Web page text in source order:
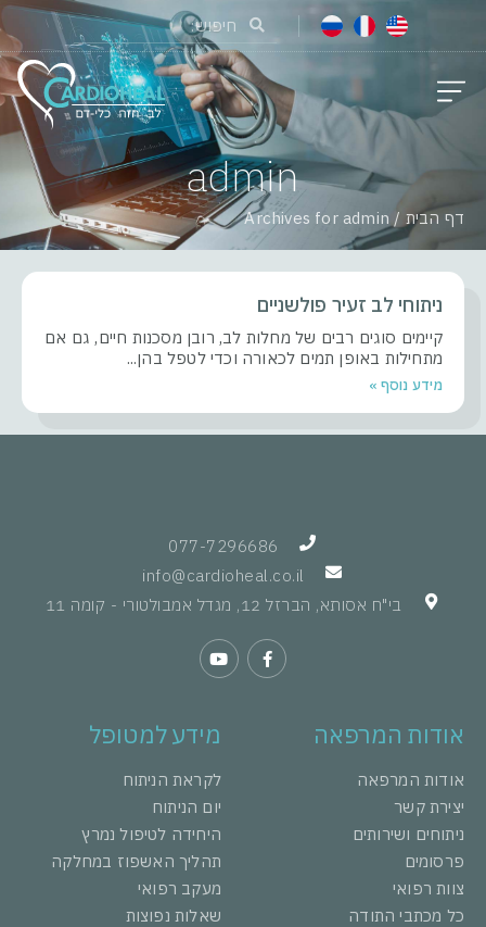
admin
דף הבית /
Archives for admin
ניתוחי לב זעיר פולשניים
קיימים סוגים רבים של מחלות לב, רובן מסכנות חיים, גם אם
מתחילות באופן תמים לכאורה וכדי לטפל בהן
מידע נוסף »
מידע למטופל
לקראת הניתוח
יום הניתוח
היחידה לטיפול נמרץ
תהליך האשפוז במחלקה
מעקב רפואי
שאלות נפוצות
אודות המרפאה
אודות המרפאה
יצירת קשר
ניתוחים ושירותים
פרסומים
צוות רפואי
כל מכתבי התודה
077-7296686
info@cardioheal.co.il
בי"ח אסותא, הברזל 12, מגדל אמבולטורי - קומה 11